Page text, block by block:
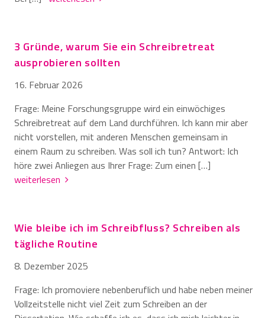
3 Gründe, warum Sie ein Schreibretreat
ausprobieren sollten
16. Februar 2026
Frage: Meine Forschungsgruppe wird ein einwöchiges
Schreibretreat auf dem Land durchführen. Ich kann mir aber
nicht vorstellen, mit anderen Menschen gemeinsam in
einem Raum zu schreiben. Was soll ich tun? Antwort: Ich
höre zwei Anliegen aus Ihrer Frage: Zum einen […]
weiterlesen
Wie bleibe ich im Schreibfluss? Schreiben als
tägliche Routine
8. Dezember 2025
Frage: Ich promoviere nebenberuflich und habe neben meiner
Vollzeitstelle nicht viel Zeit zum Schreiben an der